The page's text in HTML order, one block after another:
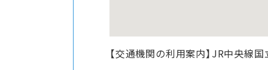
【交通機関の利用案内】JR中央線